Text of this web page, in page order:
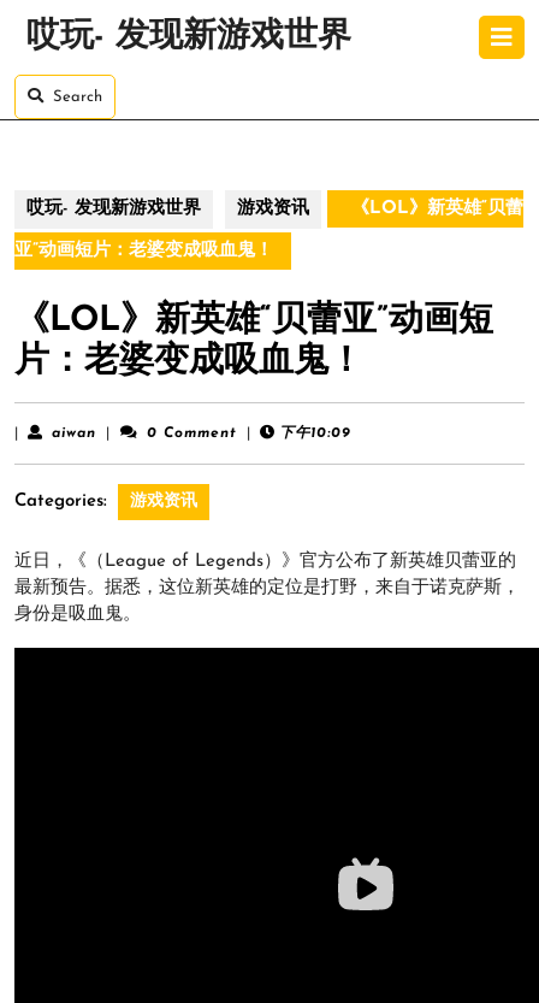
哎玩- 发现新游戏世界
Search
哎玩- 发现新游戏世界 游戏资讯 《LOL》新英雄“贝蕾
亚”动画短片：老婆变成吸血鬼！
《LOL》新英雄“贝蕾亚”动画短
片：老婆变成吸血鬼！
aiwan aiwan 0 Comment 下午10:09
Categories: 游戏资讯
近日，《（League of Legends）》官方公布了新英雄贝蕾亚的
最新预告。据悉，这位新英雄的定位是打野，来自于诺克萨斯，
身份是吸血鬼。